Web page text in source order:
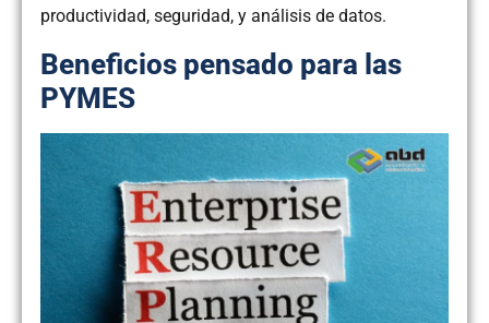
productividad, seguridad, y análisis de datos.
Beneficios pensado para las
PYMES